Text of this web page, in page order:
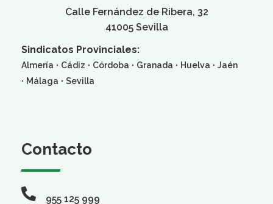
Calle Fernández de Ribera, 32
41005 Sevilla
Sindicatos Provinciales:
Almería · Cádiz · Córdoba · Granada · Huelva · Jaén
· Málaga · Sevilla
Contacto
955 125 999